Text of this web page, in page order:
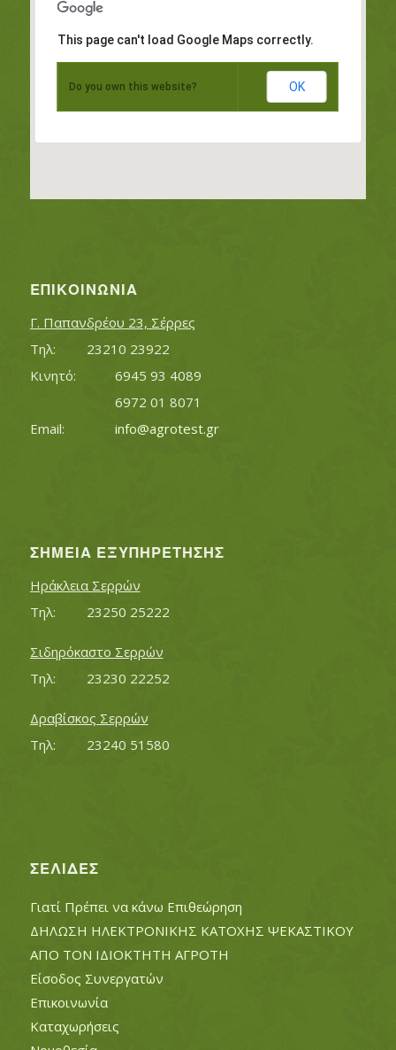
This page can't load Google Maps correctly.
Do you own this website? OK
ΕΠΙΚΟΙΝΩΝΊΑ
Γ. Παπανδρέου 23, Σέρρες
Τηλ:		23210 23922
Κινητό:		6945 93 4089
			6972 01 8071
info@agrotest.gr
ΣΗΜΕΊΑ ΕΞΥΠΗΡΈΤΗΣΗΣ
Ηράκλεια Σερρών
Τηλ:		23250 25222
Σιδηρόκαστο Σερρών
Τηλ:		23230 22252
Δραβίσκος Σερρών
Τηλ:		23240 51580
ΣΕΛΊΔΕΣ
Γιατί Πρέπει να κάνω Επιθεώρηση
ΔΗΛΩΣΗ ΗΛΕΚΤΡΟΝΙΚΗΣ ΚΑΤΟΧΗΣ ΨΕΚΑΣΤΙΚΟΥ
ΑΠΟ ΤΟΝ ΙΔΙΟΚΤΗΤΗ ΑΓΡΟΤΗ
Είσοδος Συνεργατών
Επικοινωνία
Καταχωρήσεις